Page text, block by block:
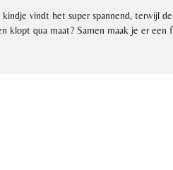
vindt het super spannend, terwijl
klopt qua maat? Samen maak je er een